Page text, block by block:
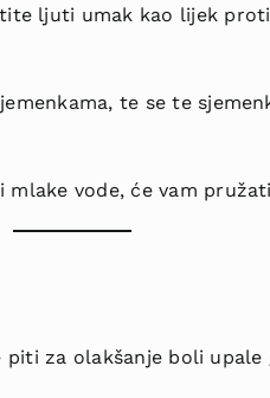
ljuti umak kao lijek
te se te
vode, će vam
za olakšanje boli upale